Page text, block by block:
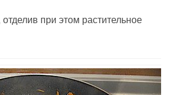
при этом растительное